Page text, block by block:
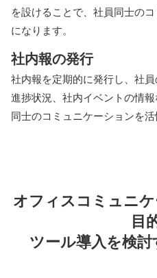
を設けることで、社員同士の
になります。
社内報の発行
社内報を定期的に発行し、社
進捗状況、社内イベントの情
同士のコミュニケーションを活
オフィスコミュニ
目
ツール導入を検